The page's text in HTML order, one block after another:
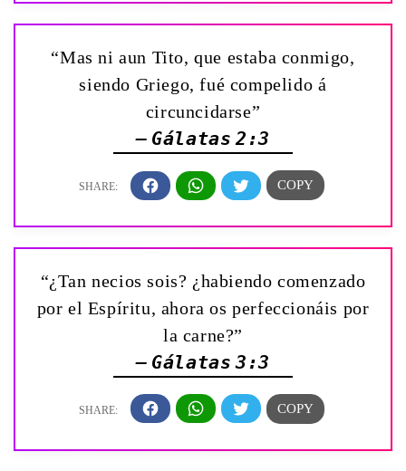
“Mas ni aun Tito, que estaba conmigo,
siendo Griego, fué compelido á
circuncidarse”
— Gálatas 2:3
“¿Tan necios sois? ¿habiendo comenzado
por el Espíritu, ahora os perfeccionáis por
la carne?”
— Gálatas 3:3